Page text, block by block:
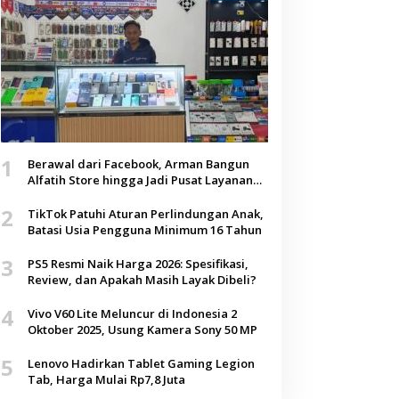
1
Berawal dari Facebook, Arman Bangun
Alfatih Store hingga Jadi Pusat Layanan
2
TikTok Patuhi Aturan Perlindungan Anak,
Batasi Usia Pengguna Minimum 16 Tahun
3
PS5 Resmi Naik Harga 2026: Spesifikasi,
Review, dan Apakah Masih Layak Dibeli?
4
Vivo V60 Lite Meluncur di Indonesia 2
Oktober 2025, Usung Kamera Sony 50 MP
5
Lenovo Hadirkan Tablet Gaming Legion
Tab, Harga Mulai Rp7,8 Juta